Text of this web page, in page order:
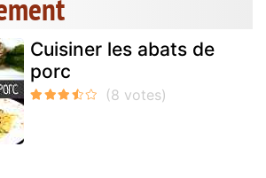
Cuisiner les abats de
porc